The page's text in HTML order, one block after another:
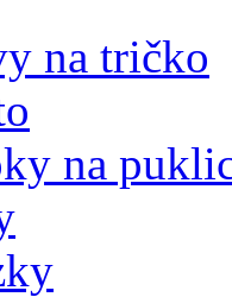
na tričko
na